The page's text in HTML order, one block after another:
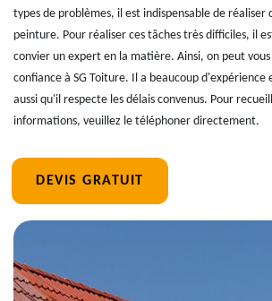
types de problèmes, il est indispensable de réaliser
peinture. Pour réaliser ces tâches très difficiles, il
convier un expert en la matière. Ainsi, on peut
confiance à SG Toiture. Il a beaucoup d'expérience
aussi qu'il respecte les délais convenus. Pour
informations, veuillez le téléphoner directement.
DEVIS GRATUIT